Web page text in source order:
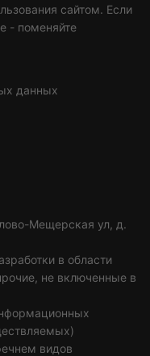
сайтом. Если
- поменяйте
данных
Мещерская ул, д.
в области
не включенные в
видов